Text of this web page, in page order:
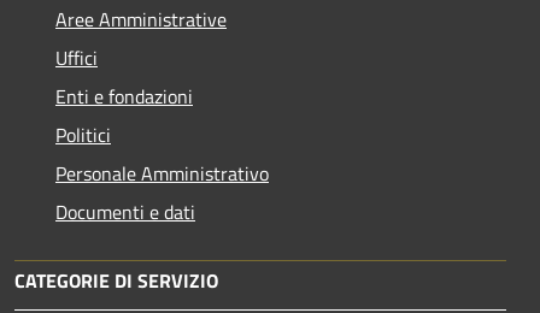
Aree Amministrative
Uffici
Enti e fondazioni
Politici
Personale Amministrativo
Documenti e dati
CATEGORIE DI SERVIZIO